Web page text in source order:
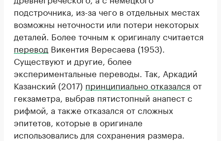
подстрочника, из-за чего в отдельных местах
возможны неточности или потери некоторых
деталей. Более точным к оригиналу считается
перевод Викентия Вересаева (1953).
Существуют и другие, более
экспериментальные переводы. Так, Аркадий
Казанский (2017) принципиально отказался от
гекзаметра, выбрав пятистопный анапест с
рифмой, а также отказался от сложных
эпитетов, которые в оригинале
использовались для сохранения размера.